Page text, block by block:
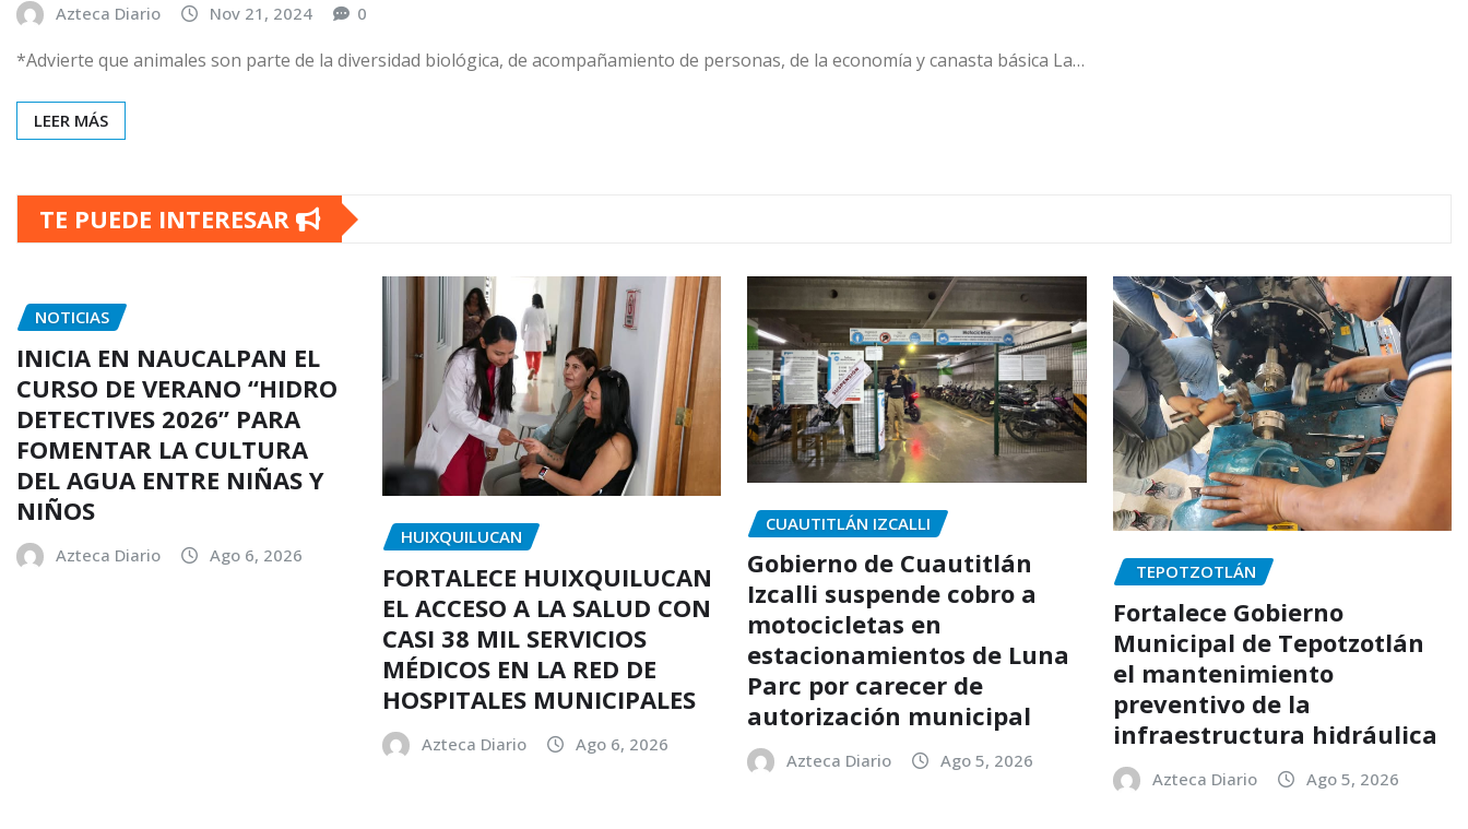
Azteca Diario Nov 21, 2024 0
*Advierte que animales son parte de la diversidad biológica, de acompañamiento de personas, de la economía y canasta básica La…
LEER MÁS
TE PUEDE INTERESAR
NOTICIAS
INICIA EN NAUCALPAN EL
CURSO DE VERANO “HIDRO
DETECTIVES 2026” PARA
FOMENTAR LA CULTURA
DEL AGUA ENTRE NIÑAS Y
NIÑOS
Azteca Diario Ago 6, 2026
HUIXQUILUCAN
FORTALECE HUIXQUILUCAN
EL ACCESO A LA SALUD CON
CASI 38 MIL SERVICIOS
MÉDICOS EN LA RED DE
HOSPITALES MUNICIPALES
Azteca Diario Ago 6, 2026
CUAUTITLÁN IZCALLI
Gobierno de Cuautitlán
Izcalli suspende cobro a
motocicletas en
estacionamientos de Luna
Parc por carecer de
autorización municipal
Azteca Diario Ago 5, 2026
TEPOTZOTLÁN
Fortalece Gobierno
Municipal de Tepotzotlán
el mantenimiento
preventivo de la
infraestructura hidráulica
Azteca Diario Ago 5, 2026